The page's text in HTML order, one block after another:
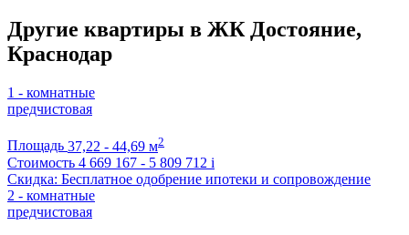
Другие квартиры в ЖК Достояние,
Краснодар
1 - комнатные
предчистовая
Площадь 37,22 - 44,69 м2
Стоимость 4 669 167 - 5 809 712 i
Скидка: Бесплатное одобрение ипотеки и сопровождение
2 - комнатные
предчистовая